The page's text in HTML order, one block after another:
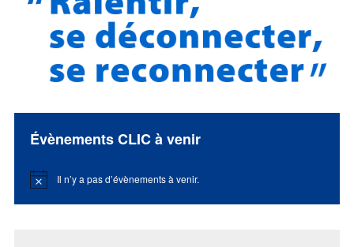
Évènements CLIC à venir
Notice Il n’y a pas d’évènements à venir.